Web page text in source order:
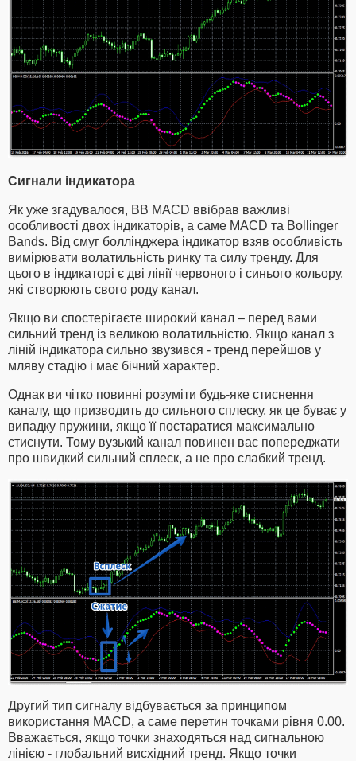
Сигнали індикатора
Як уже згадувалося, BB MACD ввібрав важливі
особливості двох індикаторів, а саме MACD та Bollinger
Bands. Від смуг боллінджера індикатор взяв особливість
вимірювати волатильність ринку та силу тренду. Для
цього в індикаторі є дві лінії червоного і синього кольору,
які створюють свого роду канал.
Якщо ви спостерігаєте широкий канал – перед вами
сильний тренд із великою волатильністю. Якщо канал з
ліній індикатора сильно звузився - тренд перейшов у
мляву стадію і має бічний характер.
Однак ви чітко повинні розуміти будь-яке стиснення
каналу, що призводить до сильного сплеску, як це буває у
випадку пружини, якщо її постаратися максимально
стиснути. Тому вузький канал повинен вас попереджати
про швидкий сильний сплеск, а не про слабкий тренд.
Другий тип сигналу відбувається за принципом
використання MACD, а саме перетин точками рівня 0.00.
Вважається, якщо точки знаходяться над сигнальною
лінією - глобальний висхідний тренд. Якщо точки